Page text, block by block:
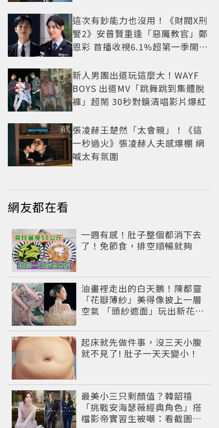
這次有鈔能力也沒用！《財閥X刑
警2》安普賢重逢「惡魔教官」鄭
恩彩 首播收視6.1%超第一季開紅
新人男團出道玩這麼大！WAYF
BOYS 出道MV「跳舞跳到集體脫
褲」超鬧 30秒對鏡清唱影片爆紅
張凌赫王楚然「太會親」！《這
一秒過火》張凌赫人夫感爆棚 網
喊太有氛圍
網友都在看
一週有感！肚子整個都消下去
了！免節食，排空順暢就夠
PR
油畫裡走出的白天鵝！陳都靈
「花瓣薄紗」美得像披上一層
空氣 「頭紗遮面」玩出新花樣
起床就先做件事，沒三天小腹
就不見了! 肚子一天天變小！
PR
最美小三只剩顏值？韓韶禧
「挑戰安海瑟薇經典角色」搭
檔影帝實習生被嘲：看截圖就